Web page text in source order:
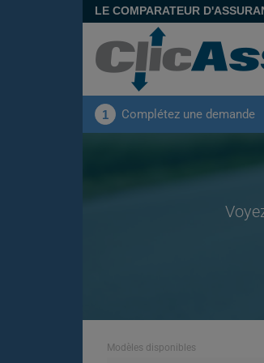
LE COMPARATEUR
1 Complétez une demande
Modèles disponibles